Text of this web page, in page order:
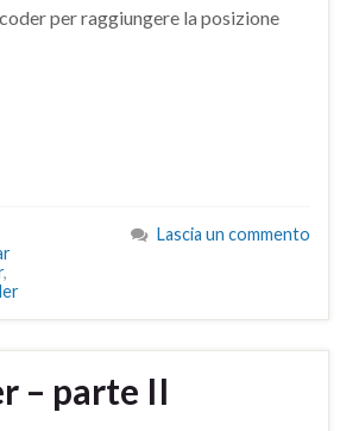
per raggiungere la posizione
,
Lascia un commento
– parte II